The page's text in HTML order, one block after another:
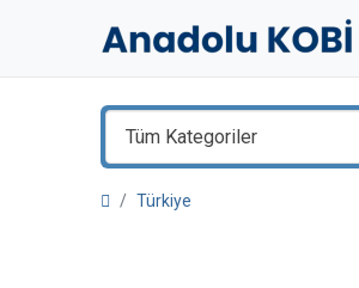
Tüm Kategoriler
Türkiye